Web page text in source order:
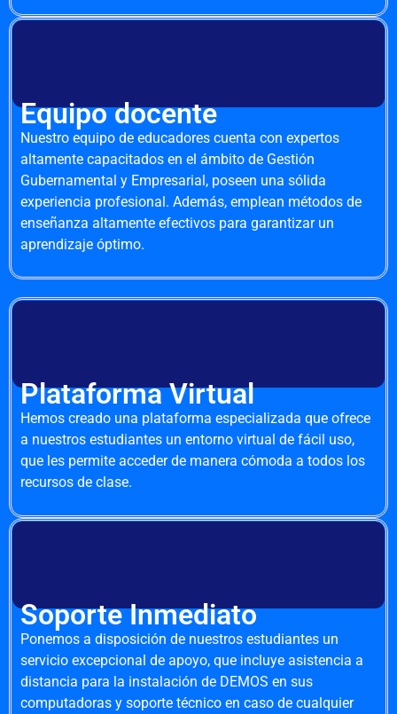
Equipo docente
Nuestro equipo de educadores cuenta con expertos
altamente capacitados en el ámbito de Gestión
Gubernamental y Empresarial, poseen una sólida
experiencia profesional. Además, emplean métodos de
enseñanza altamente efectivos para garantizar un
aprendizaje óptimo.
Plataforma Virtual
Hemos creado una plataforma especializada que ofrece
a nuestros estudiantes un entorno virtual de fácil uso,
que les permite acceder de manera cómoda a todos los
recursos de clase.
Soporte Inmediato
Ponemos a disposición de nuestros estudiantes un
servicio excepcional de apoyo, que incluye asistencia a
distancia para la instalación de DEMOS en sus
computadoras y soporte técnico en caso de cualquier